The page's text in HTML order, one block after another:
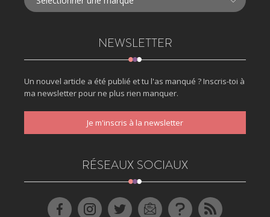
NEWSLETTER
Un nouvel article a été publié et tu l'as manqué ? Inscris-toi à
ma newsletter pour ne plus rien manquer.
Je m'inscris à la newsletter
RÉSEAUX SOCIAUX